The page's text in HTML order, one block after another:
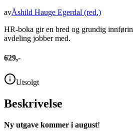
avÅshild Hauge Egerdal (red.)
HR-boka gir en bred og grundig
avdeling jobber med.
629,-
Utsolgt
Beskrivelse
Ny utgave kommer i august!